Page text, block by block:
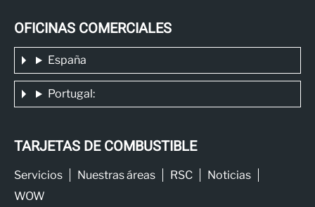
OFICINAS COMERCIALES
España
Portugal:
TARJETAS DE COMBUSTIBLE
Servicios Nuestras áreas RSC
Noticias
WOW